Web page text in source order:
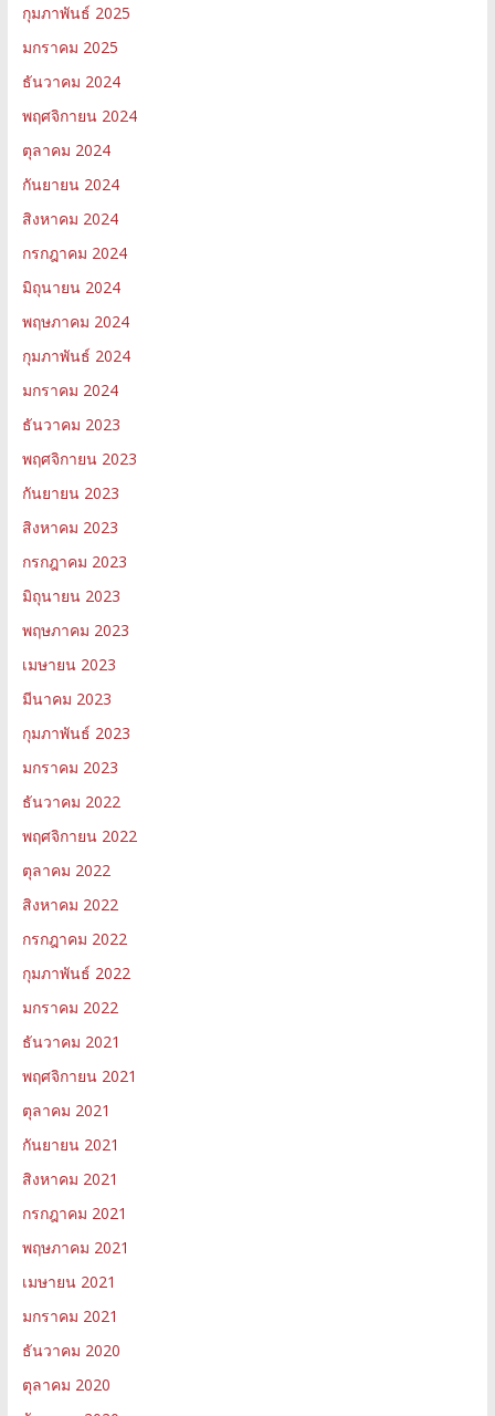
กุมภาพันธ์ 2025
มกราคม 2025
ธันวาคม 2024
พฤศจิกายน 2024
ตุลาคม 2024
กันยายน 2024
สิงหาคม 2024
กรกฎาคม 2024
มิถุนายน 2024
พฤษภาคม 2024
กุมภาพันธ์ 2024
มกราคม 2024
ธันวาคม 2023
พฤศจิกายน 2023
กันยายน 2023
สิงหาคม 2023
กรกฎาคม 2023
มิถุนายน 2023
พฤษภาคม 2023
เมษายน 2023
มีนาคม 2023
กุมภาพันธ์ 2023
มกราคม 2023
ธันวาคม 2022
พฤศจิกายน 2022
ตุลาคม 2022
สิงหาคม 2022
กรกฎาคม 2022
กุมภาพันธ์ 2022
มกราคม 2022
ธันวาคม 2021
พฤศจิกายน 2021
ตุลาคม 2021
กันยายน 2021
สิงหาคม 2021
กรกฎาคม 2021
พฤษภาคม 2021
เมษายน 2021
มกราคม 2021
ธันวาคม 2020
ตุลาคม 2020